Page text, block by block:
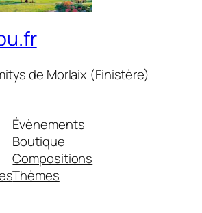
de Morlaix (Finistère)
Évènements
Boutique
Compositions
Thèmes